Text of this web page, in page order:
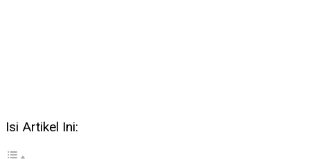
Isi Artikel Ini: